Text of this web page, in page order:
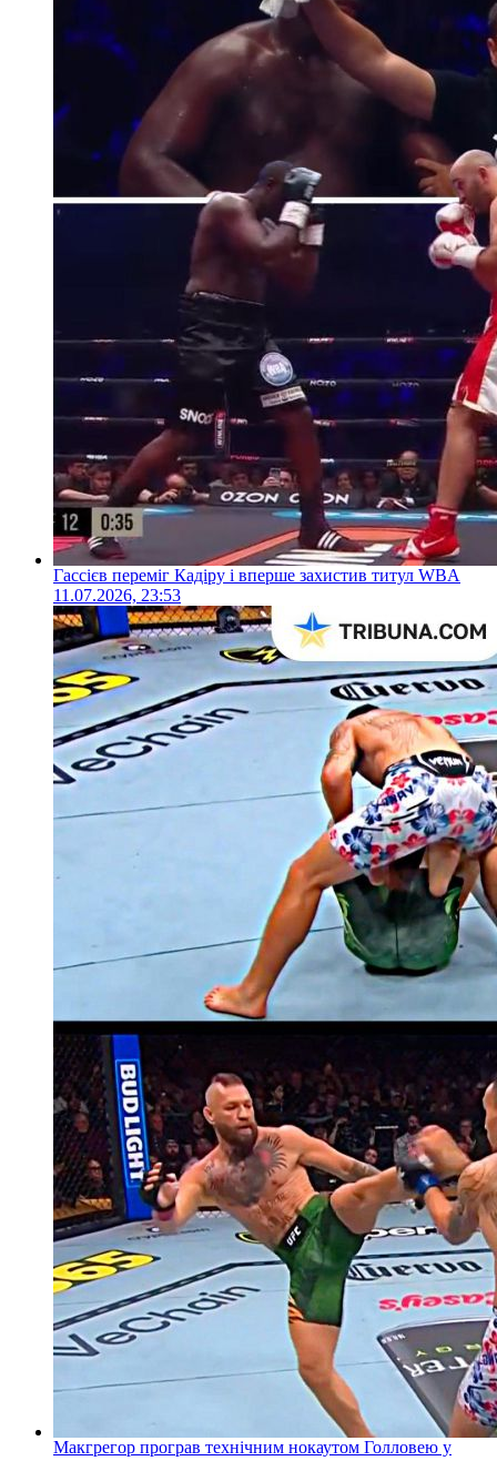
Гассієв переміг Кадіру і вперше захистив титул WBA
11.07.2026, 23:53
Макгрегор програв технічним нокаутом Голловею у